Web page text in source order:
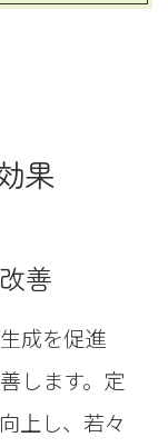
果
善
成を促進
します。定
上し、若々